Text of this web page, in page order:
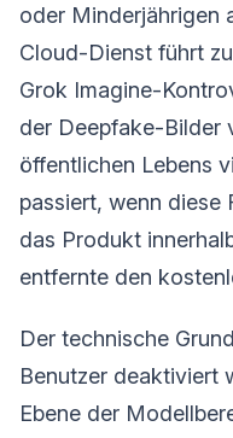
oder Minderjährigen
Cloud-Dienst führt
Grok Imagine-
der Deepfake-Bilder
öffentlichen Lebens
passiert, wenn diese
das Produkt
entfernte den
Der technische
Benutzer deaktiviert
Ebene der